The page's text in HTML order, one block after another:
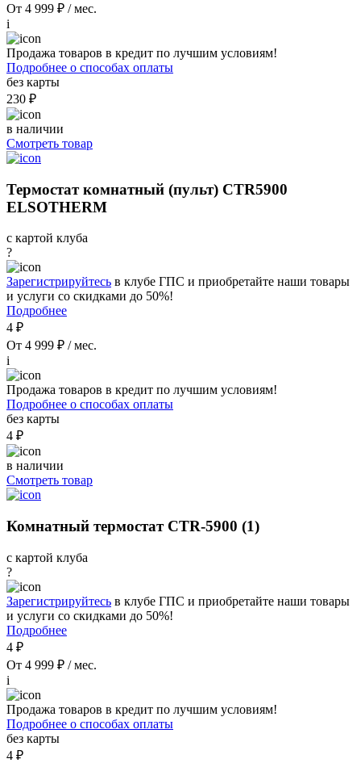
От 4 999 ₽ / мес.
i
Продажа товаров в кредит по лучшим условиям!
Подробнее о способах оплаты
без карты
230 ₽
в наличии
Смотреть товар
Термостат комнатный (пульт) CTR5900
ELSOTHERM
с картой клуба
?
Зарегистрируйтесь в клубе ГПС и приобретайте наши товары
и услуги со скидками до 50%!
Подробнее
4 ₽
От 4 999 ₽ / мес.
i
Продажа товаров в кредит по лучшим условиям!
Подробнее о способах оплаты
без карты
4 ₽
в наличии
Смотреть товар
Комнатный термостат CTR-5900 (1)
с картой клуба
?
Зарегистрируйтесь в клубе ГПС и приобретайте наши товары
и услуги со скидками до 50%!
Подробнее
4 ₽
От 4 999 ₽ / мес.
i
Продажа товаров в кредит по лучшим условиям!
Подробнее о способах оплаты
без карты
4 ₽